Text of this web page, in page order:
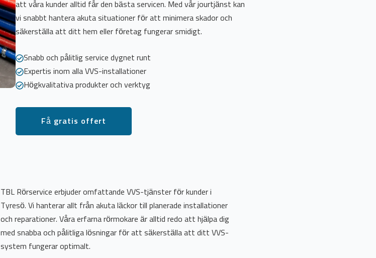
att våra kunder alltid får den bästa servicen. Med vår jourtjänst kan
vi snabbt hantera akuta situationer för att minimera skador och
säkerställa att ditt hem eller företag fungerar smidigt.
Snabb och pålitlig service dygnet runt
Expertis inom alla VVS-installationer
Högkvalitativa produkter och verktyg
Få gratis offert
TBL Rörservice erbjuder omfattande VVS-tjänster för kunder i
Tyresö. Vi hanterar allt från akuta läckor till planerade installationer
och reparationer. Våra erfarna rörmokare är alltid redo att hjälpa dig
med snabba och pålitliga lösningar för att säkerställa att ditt VVS-
system fungerar optimalt.